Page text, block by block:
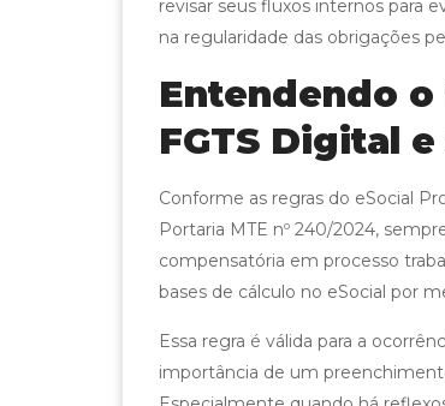
revisar seus fluxos internos para
na regularidade das obrigações
Entendendo
FGTS Digital
Conforme as regras do eSocial
Portaria MTE nº 240/2024,
compensatória em processo
bases de cálculo no eSocial por
Essa regra é válida para a
importância de um